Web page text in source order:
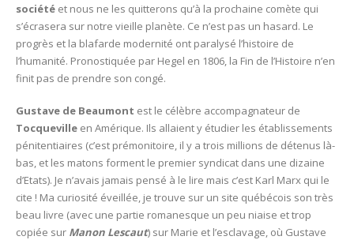
société et nous ne les quitterons qu’à la prochaine comète qui
s’écrasera sur notre vieille planète. Ce n’est pas un hasard. Le
progrès et la blafarde modernité ont paralysé l’histoire de
l’humanité. Pronostiquée par Hegel en 1806, la Fin de l’Histoire n’en
finit pas de prendre son congé.
Gustave de Beaumont est le célèbre accompagnateur de
Tocqueville en Amérique. Ils allaient y étudier les établissements
pénitentiaires (c’est prémonitoire, il y a trois millions de détenus là-
bas, et les matons forment le premier syndicat dans une dizaine
d’Etats). Je n’avais jamais pensé à le lire mais c’est Karl Marx qui le
cite ! Ma curiosité éveillée, je trouve sur un site québécois son très
beau livre (avec une partie romanesque un peu niaise et trop
copiée sur Manon Lescaut) sur Marie et l’esclavage, où Gustave